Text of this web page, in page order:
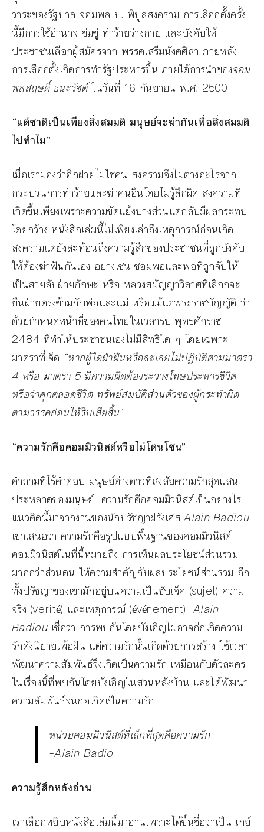
วาระของรัฐบาล จอมพล ป. พิบูลสงคราม การเลือกตั้งครั้ง
นี้มีการใช้อำนาจ ข่มขู่ ทำร้ายร่างกาย และบังคับให้
ประชาชนเลือกผู้สมัครจาก พรรคเสรีมนังคศิลา ภายหลัง
การเลือกตั้งเกิดการทำรัฐประหารขึ้น ภายใต้การนำของจอม
พลสฤษดิ์ ธนะรัชต์ในวันที่ 16 กันยายน พ.ศ. 2500
“แต่ชาติเป็นเพียงสิ่งสมมติ มนุษย์จะฆ่ากันเพื่อสิ่งสมมติ
ไปทำไม”
เมื่อเรามองว่าอีกฝ่ายไม่ใช่คน สงครามจึงไม่ต่างอะไรจาก
กระบวนการทำร้ายและฆ่าคนอื่นโดยไม่รู้สึกผิด สงครามที่
เกิดขึ้นเพียงเพราะความขัดแย้งบางส่วนแต่กลับมีผลกระทบ
โดยกว้าง หนังสือเล่มนี้ไม่เพียงเล่าถึงเหตุการณ์ก่อนเกิด
สงครามแต่ยังสะท้อนถึงความรู้สึกของประชาชนที่ถูกบังคับ
ให้ต้องฆ่าฟันกันเอง อย่างเช่น ซอมพอและพ่อที่ถูกจับให้
เป็นสายลับฝ่ายอักษะ หรือ หลวงสมัญญาวิลาศที่เลือกจะ
ยืนฝ่ายตรงข้ามกับพ่อและแม่ หรือแม้แต่พระราชบัญญัติ ว่า
ด้วยกำหนดหน้าที่ของคนไทยในเวลารบ พุทธศักราช
2484 ที่ทำให้ประชาชนเองไม่มีสิทธิใด ๆ โดยเฉพาะ
มาตราที่เจ็ด “หากผู้ใดฝ่าฝืนหรือละเลยไม่ปฏิบัติตามมาตรา
4 หรือ มาตรา 5 มีความผิดต้องระวางโทษประหารชีวิต
หรือจำคุกตลอดชีวิต ทรัพย์สมบัติส่วนตัวของผู้กระทำผิด
ตามวรรคก่อนให้ริบเสียสิ้น”
“ความรักคือคอมมิวนิสต์หรือไม่โตนโซน”
คำถามที่ไร้คำตอบ มนุษย์ต่างดาวที่สงสัยความรักสุดแสน
ประหลาดของมนุษย์ ความรักคือคอมมิวนิสต์เป็นอย่างไร
แนวคิดนี้มาจากงานของนักปรัชญาฝรั่งเศสAlain Badiou
เขาเสนอว่า ความรักคือรูปแบบพื้นฐานของคอมมิวนิสต์
คอมมิวนิสต์ในที่นี้หมายถึง การเห็นผลประโยชน์ส่วนรวม
มากกว่าส่วนตน ให้ความสำคัญกับผลประโยชน์ส่วนรวม อีก
ทั้งปรัชญาของเขามักอยู่บนความเป็นซับเจ็ค (sujet) ความ
จริง (verité) และเหตุการณ์ (événement) Alain
Badiou เชื่อว่า การพบกันโดยบังเอิญไม่อาจก่อเกิดความ
รักดั่งนิยายเพ้อฝัน แต่ความรักนั้นเกิดด้วยการสร้าง ใช้เวลา
พัฒนาความสัมพันธ์จึงเกิดเป็นความรัก เหมือนกับตัวละคร
ในเรื่องนี้ที่พบกันโดยบังเอิญในสวนหลังบ้าน และได้พัฒนา
ความสัมพันธ์จนก่อเกิดเป็นความรัก
หน่วยคอมมิวนิสต์ที่เล็กที่สุดคือความรัก
–Alain Badio
ความรู้สึกหลังอ่าน
เราเลือกหยิบหนังสือเล่มนี้มาอ่านเพราะได้ขึ้นชื่อว่าเป็น เกย์